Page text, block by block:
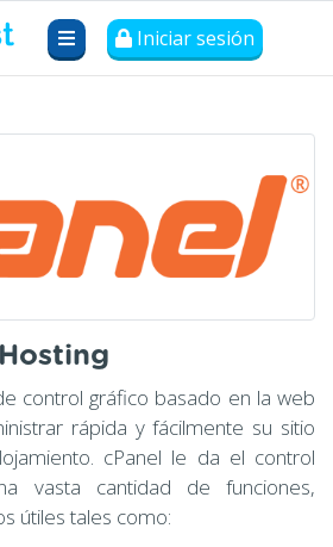
Iniciar sesión
control gráfico basado en la web
rápida y fácilmente su sitio
cPanel le da el control
vasta cantidad de funciones,
útiles tales como: